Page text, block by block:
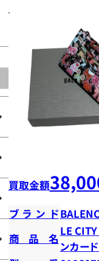
買取金額
ブランド
商品名
LE
ンカー